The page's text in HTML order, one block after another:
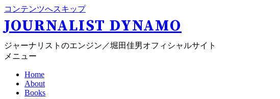
コンテンツへスキップ
JOURNALIST DYNAMO
ジャーナリストのエンジン／堀田佳男オフィシャルサイト
メニュー
Home
About
Books